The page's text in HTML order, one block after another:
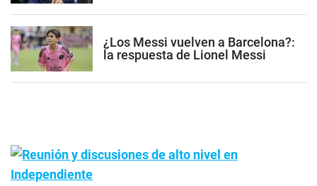
¿Los Messi vuelven a Barcelona?:
la respuesta de Lionel Messi
Reunión y discusiones de alto nivel en
Independiente